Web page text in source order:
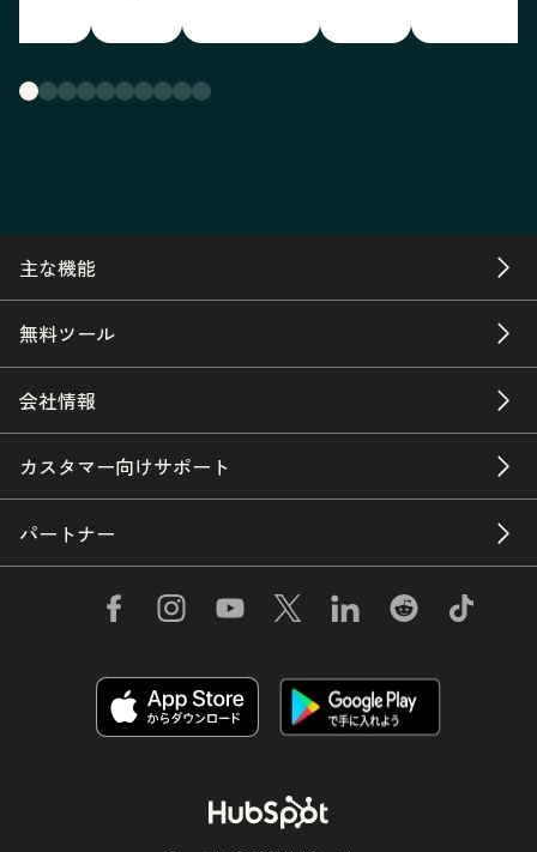
主な機能
無料ツール
会社情報
カスタマー向けサポート
パートナー